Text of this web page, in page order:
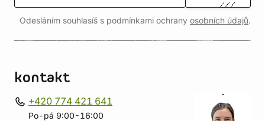
Odesláním souhlasíš s podmínkami ochrany osobních údajů.
kontakt
+420 774 421 641
Po-pá 9:00-16:00